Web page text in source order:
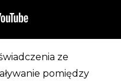
ze
pomiędzy